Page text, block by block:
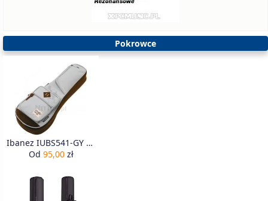
Pokrowce
Ibanez IUBS541-GY Pokrowiec
Od 95,00zł